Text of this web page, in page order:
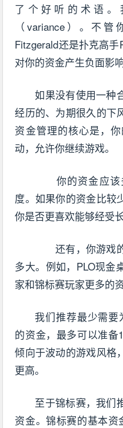
了个好听的术语
（variance）。不
Fitzgerald还是扑克高
对你的资金产生负面影响
如果没有使用一种
经历的、为期很久的下
资金管理的核心是，
动，允许你继续游戏。
你的资金应该
度。如果你的资金比较
你是否更喜欢能够经受
还有，你游戏的
多大。例如，PLO现金
家和锦标赛玩家更多的资
我们推荐最少需要
的资金，最多可以准备
倾向于波动的游戏风格
更高。
至于锦标赛，我们
资金。锦标赛的基本